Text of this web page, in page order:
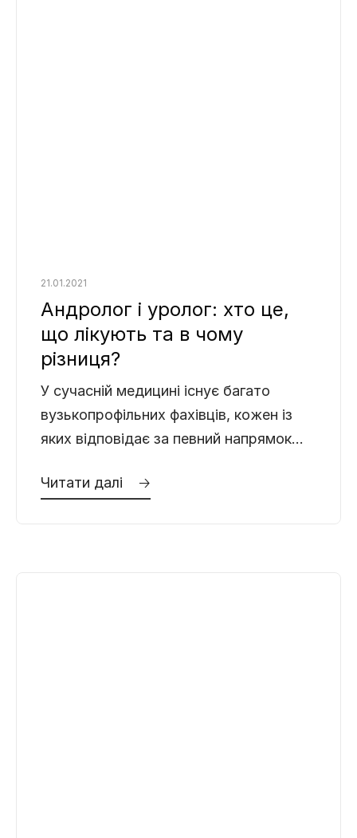
Андролог і уролог: хто це,
що лікують та в чому
різниця?
21.01.2021
У сучасній медицині існує багато
вузькопрофільних фахівців, кожен із
яких відповідає за певний напрямок
захворювання чоловічої статевої та
Читати далі 🡢